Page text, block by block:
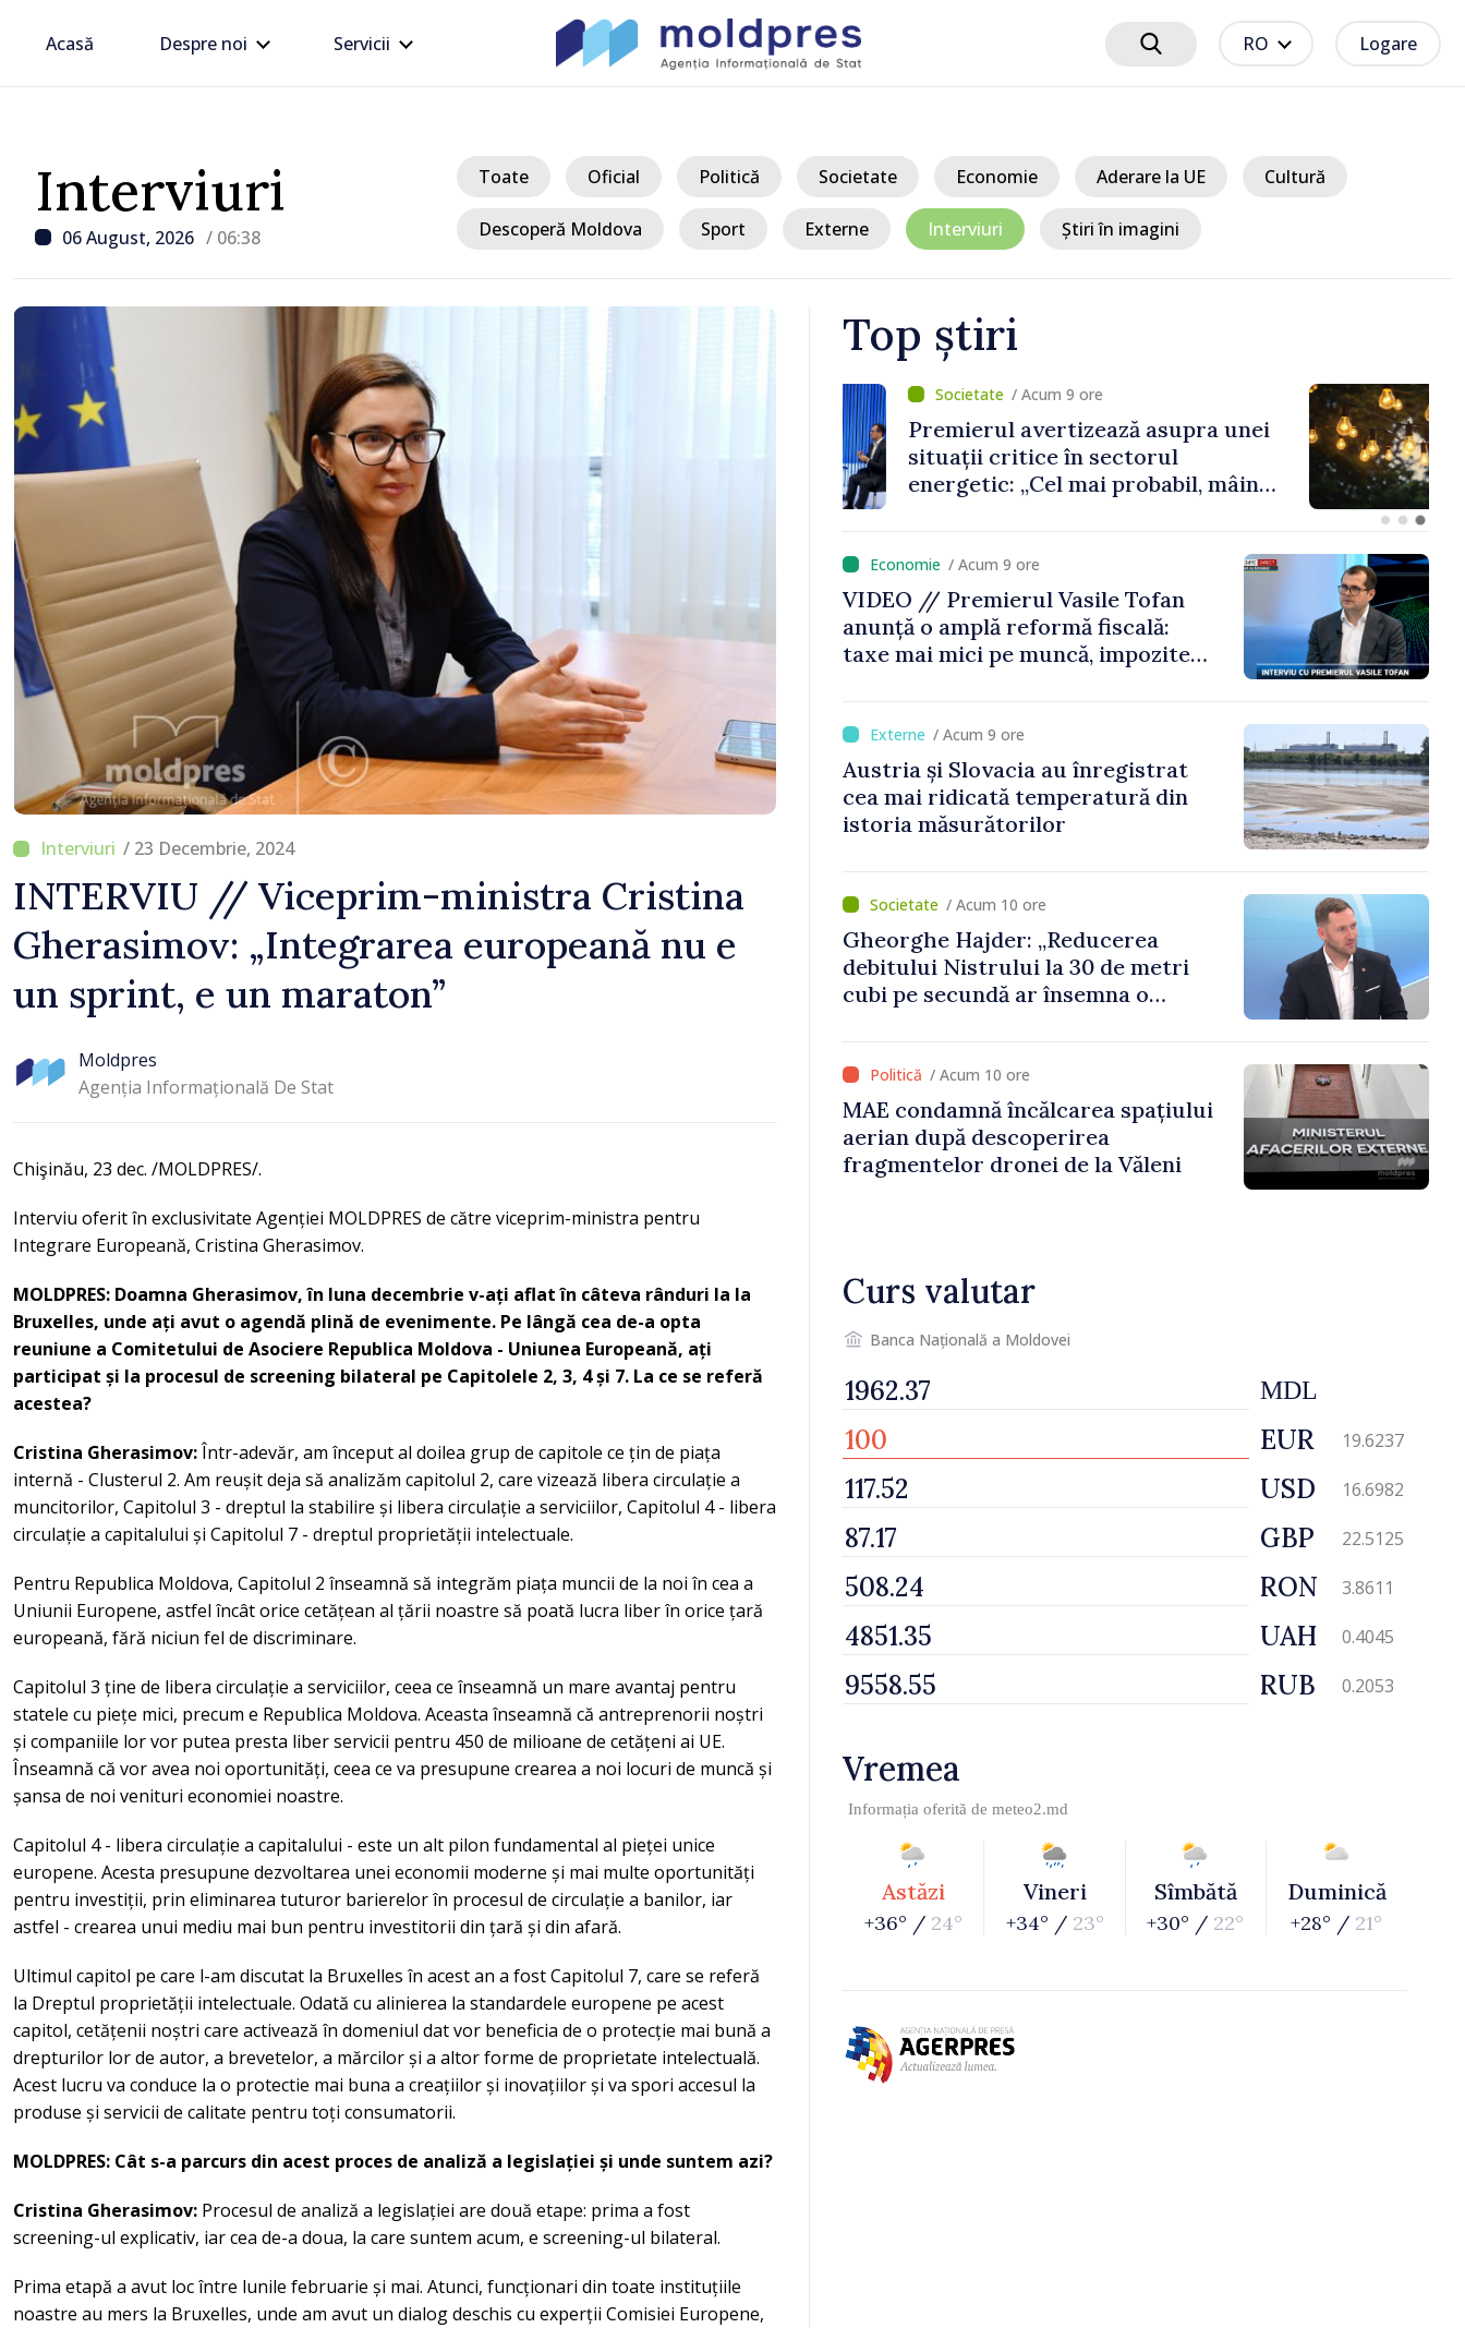
Acasă Despre noi Servicii RO Logare
Interviuri
06 August, 2026 / 06:38
Toate Oficial Politică Societate Economie Aderare la UE Cultură
Descoperă Moldova Sport Externe Interviuri Știri în imagini
/ 23 Decembrie, 2024
INTERVIU // Viceprim-ministra Cristina
Gherasimov: „Integrarea europeană nu e
un sprint, e un maraton”
Moldpres
Agenția Informațională De Stat
Chişinău, 23 dec. /MOLDPRES/.
Interviu oferit în exclusivitate Agenției MOLDPRES de către viceprim-ministra pentru
Integrare Europeană, Cristina Gherasimov.
MOLDPRES: Doamna Gherasimov, în luna decembrie v-ați aflat în câteva rânduri la la
Bruxelles, unde ați avut o agendă plină de evenimente. Pe lângă cea de-a opta
reuniune a Comitetului de Asociere Republica Moldova - Uniunea Europeană, ați
participat și la procesul de screening bilateral pe Capitolele 2, 3, 4 și 7. La ce se referă
acestea?
Cristina Gherasimov:Într-adevăr, am început al doilea grup de capitole ce țin de piața
internă - Clusterul 2. Am reușit deja să analizăm capitolul 2, care vizează libera circulație a
muncitorilor, Capitolul 3 - dreptul la stabilire și libera circulație a serviciilor, Capitolul 4 - libera
circulație a capitalului și Capitolul 7 - dreptul proprietății intelectuale.
Pentru Republica Moldova, Capitolul 2 înseamnă să integrăm piața muncii de la noi în cea a
Uniunii Europene, astfel încât orice cetățean al țării noastre să poată lucra liber în orice țară
europeană, fără niciun fel de discriminare.
Capitolul 3 ține de libera circulație a serviciilor, ceea ce înseamnă un mare avantaj pentru
statele cu piețe mici, precum e Republica Moldova. Aceasta înseamnă că antreprenorii noștri
și companiile lor vor putea presta liber servicii pentru 450 de milioane de cetățeni ai UE.
Înseamnă că vor avea noi oportunități, ceea ce va presupune crearea a noi locuri de muncă și
șansa de noi venituri economiei noastre.
Capitolul 4 - libera circulație a capitalului - este un alt pilon fundamental al pieței unice
europene. Acesta presupune dezvoltarea unei economii moderne și mai multe oportunități
pentru investiții, prin eliminarea tuturor barierelor în procesul de circulație a banilor, iar
astfel - crearea unui mediu mai bun pentru investitorii din țară și din afară.
Ultimul capitol pe care l-am discutat la Bruxelles în acest an a fost Capitolul 7, care se referă
la Dreptul proprietății intelectuale. Odată cu alinierea la standardele europene pe acest
capitol, cetățenii noștri care activează în domeniul dat vor beneficia de o protecție mai bună a
drepturilor lor de autor, a brevetelor, a mărcilor și a altor forme de proprietate intelectuală.
Acest lucru va conduce la o protectie mai buna a creațiilor și inovațiilor și va spori accesul la
produse și servicii de calitate pentru toți consumatorii.
MOLDPRES: Cât s-a parcurs din acest proces de analiză a legislației și unde suntem azi?
Cristina Gherasimov: Procesul de analiză a legislației are două etape: prima a fost
screening-ul explicativ, iar cea de-a doua, la care suntem acum, e screening-ul bilateral.
Prima etapă a avut loc între lunile februarie și mai. Atunci, funcționari din toate instituțiile
noastre au mers la Bruxelles, unde am avut un dialog deschis cu experții Comisiei Europene,
Top știri
/ Acum 8 ore
„Îmi asum mandatul până în 2029 și
voi schimba miniștrii care nu
livrează rezultate”, declară
premierul Vasile Tofan
/ Acum 9 ore
Premierul avertizează asupra unei
situații critice în sectorul
energetic: „Cel mai probabil, mâine
nu vom putea cumpăra nici curent
/ Acum 9 ore
VIDEO // Premierul Vasile Tofan
anunță o amplă reformă fiscală:
taxe mai mici pe muncă, impozite
/ Acum 9 ore
Austria și Slovacia au înregistrat
cea mai ridicată temperatură din
istoria măsurătorilor
/ Acum 10 ore
Gheorghe Hajder: „Reducerea
debitului Nistrului la 30 de metri
cubi pe secundă ar însemna o
/ Acum 10 ore
MAE condamnă încălcarea spațiului
aerian după descoperirea
fragmentelor dronei de la Văleni
Curs valutar
Banca Națională a Moldovei
MDL
EUR 19.6237
USD 16.6982
GBP 22.5125
RON 3.8611
UAH 0.4045
RUB 0.2053
Vremea
Informația oferită de meteo2.md
Astăzi
+36° / 24°
Vineri
+34° / 23°
Sîmbătă
+30° / 22°
Duminică
+28° / 21°